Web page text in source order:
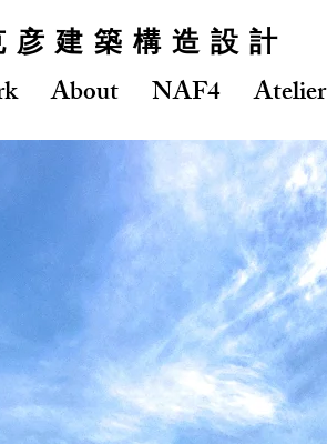
彦建築構造設計
About NAF4 Atelier